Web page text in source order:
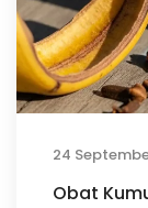
24
Obat